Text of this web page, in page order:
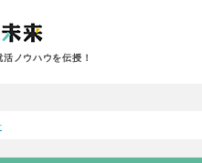
ノウハウを伝授！